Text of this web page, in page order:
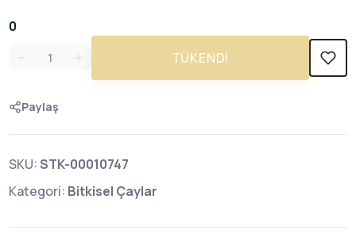
0
TÜKENDI
Paylaş
SKU:STK-00010747
Kategori: Bitkisel Çaylar